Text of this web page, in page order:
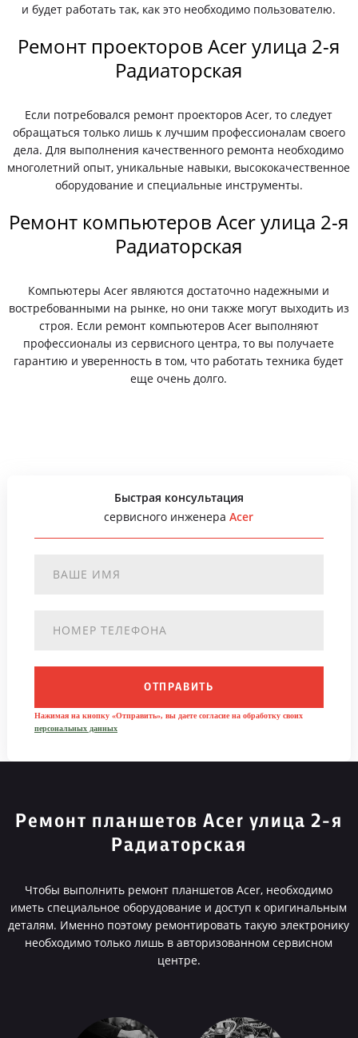
и будет работать так, как это необходимо пользователю.
Ремонт проекторов Acer улица 2-я
Радиаторская
Если потребовался ремонт проекторов Acer, то следует
обращаться только лишь к лучшим профессионалам своего
дела. Для выполнения качественного ремонта необходимо
многолетний опыт, уникальные навыки, высококачественное
оборудование и специальные инструменты.
Ремонт компьютеров Acer улица 2-я
Радиаторская
Компьютеры Acer являются достаточно надежными и
востребованными на рынке, но они также могут выходить из
строя. Если ремонт компьютеров Acer выполняют
профессионалы из сервисного центра, то вы получаете
гарантию и уверенность в том, что работать техника будет
еще очень долго.
Быстрая консультация
сервисного инженераAcer
ОТПРАВИТЬ
Нажимая на кнопку «Отправить», вы даете согласие на обработку своих
персональных данных
Ремонт планшетов Acer улица 2-я
Радиаторская
Чтобы выполнить ремонт планшетов Acer, необходимо
иметь специальное оборудование и доступ к оригинальным
деталям. Именно поэтому ремонтировать такую электронику
необходимо только лишь в авторизованном сервисном
центре.